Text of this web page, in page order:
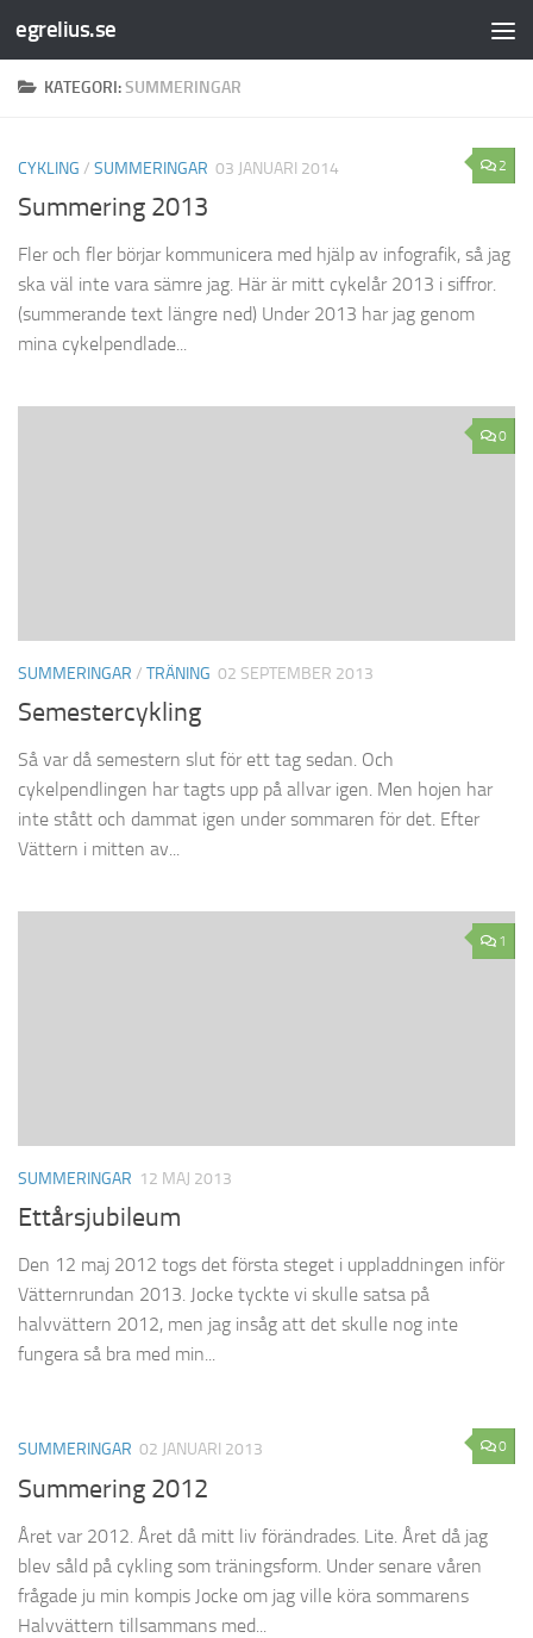
Hoppa till innehåll
egrelius.se
KATEGORI:SUMMERINGAR
2
CYKLING / SUMMERINGAR 03 JANUARI 2014
Summering 2013
Fler och fler börjar kommunicera med hjälp av infografik, så jag
ska väl inte vara sämre jag. Här är mitt cykelår 2013 i siffror.
(summerande text längre ned) Under 2013 har jag genom
mina cykelpendlade...
0
SUMMERINGAR / TRÄNING 02 SEPTEMBER 2013
Semestercykling
Så var då semestern slut för ett tag sedan. Och
cykelpendlingen har tagts upp på allvar igen. Men hojen har
inte stått och dammat igen under sommaren för det. Efter
Vättern i mitten av...
1
SUMMERINGAR 12 MAJ 2013
Ettårsjubileum
Den 12 maj 2012 togs det första steget i uppladdningen inför
Vätternrundan 2013. Jocke tyckte vi skulle satsa på
halvvättern 2012, men jag insåg att det skulle nog inte
fungera så bra med min...
0
SUMMERINGAR 02 JANUARI 2013
Summering 2012
Året var 2012. Året då mitt liv förändrades. Lite. Året då jag
blev såld på cykling som träningsform. Under senare våren
frågade ju min kompis Jocke om jag ville köra sommarens
Halvvättern tillsammans med...